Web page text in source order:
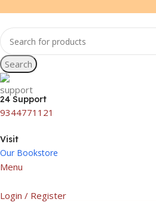
Search
24 Support
9344771121
Visit
Our Bookstore
Menu
Login / Register